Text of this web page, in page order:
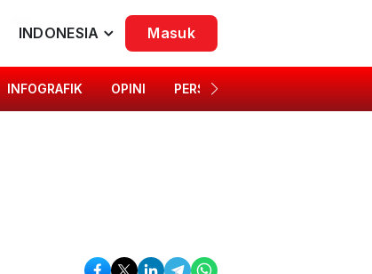
INDONESIA Masuk
INFOGRAFIK OPINI PERSONA